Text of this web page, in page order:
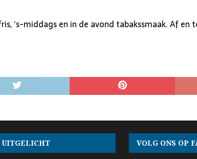
‘s-middags en in de avond tabakssmaak. Af
UITGELICHT VOLG ONS OP